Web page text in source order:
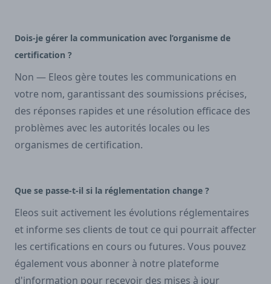
Dois-je gérer la communication avec l’organisme de
certification ?
Non — Eleos gère toutes les communications en
votre nom, garantissant des soumissions précises,
des réponses rapides et une résolution efficace des
problèmes avec les autorités locales ou les
organismes de certification.
Que se passe-t-il si la réglementation change ?
Eleos suit activement les évolutions réglementaires
et informe ses clients de tout ce qui pourrait affecter
les certifications en cours ou futures. Vous pouvez
également vous abonner à notre plateforme
d'information pour recevoir des mises à jour